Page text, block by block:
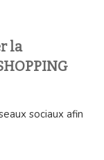
la
sociaux afin